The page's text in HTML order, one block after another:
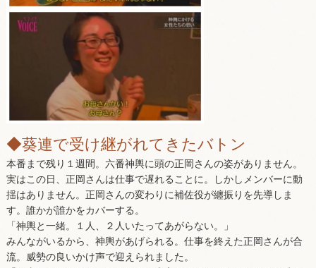
◆葵連で受け継がれてきたバトン
本番まで残り１週間。六番神輿に頭の正岡さんの姿がありません。
実はこの日、正岡さんは仕事で遅れることに。しかしメンバーに動
揺はありません。正岡さんの変わりに補佐役が纏振りを先導しま
す。誰かが誰かをカバーする。
「神輿と一緒。１人、２人いたってあがらない。」
みんながいるから、神輿があげられる。仕事を終えた正岡さんが合
流。威勢の良いかけ声で迎えられました。